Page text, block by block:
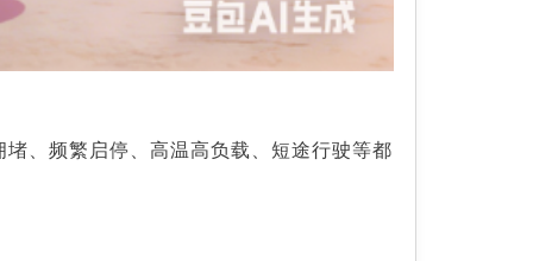
、频繁启停、高温高负载、短途行驶等都